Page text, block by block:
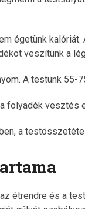
égetünk
veszítünk a
A testünk
folyadék vesztés
a
étrendre és a